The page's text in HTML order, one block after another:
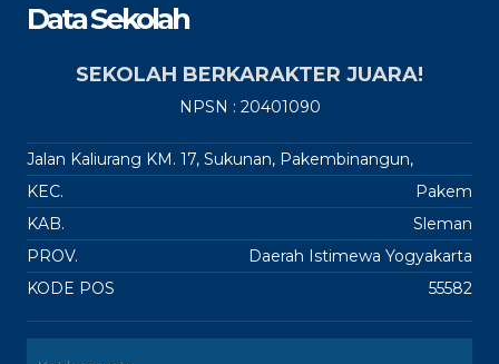
Data Sekolah
SEKOLAH BERKARAKTER JUARA!
NPSN : 20401090
Jalan Kaliurang KM. 17, Sukunan, Pakembinangun,
KEC.
Pakem
KAB.
Sleman
PROV.
Daerah Istimewa Yogyakarta
KODE POS
55582